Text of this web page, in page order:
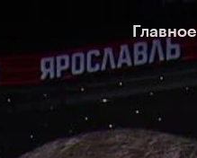
Главное
Главное